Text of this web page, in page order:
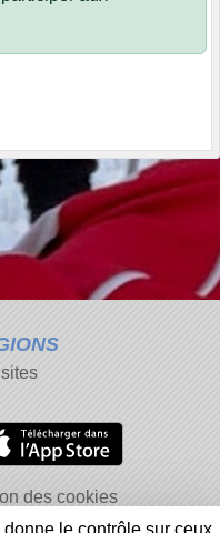
des cookies
un contenu inapproprié
le contrôle sur ceux